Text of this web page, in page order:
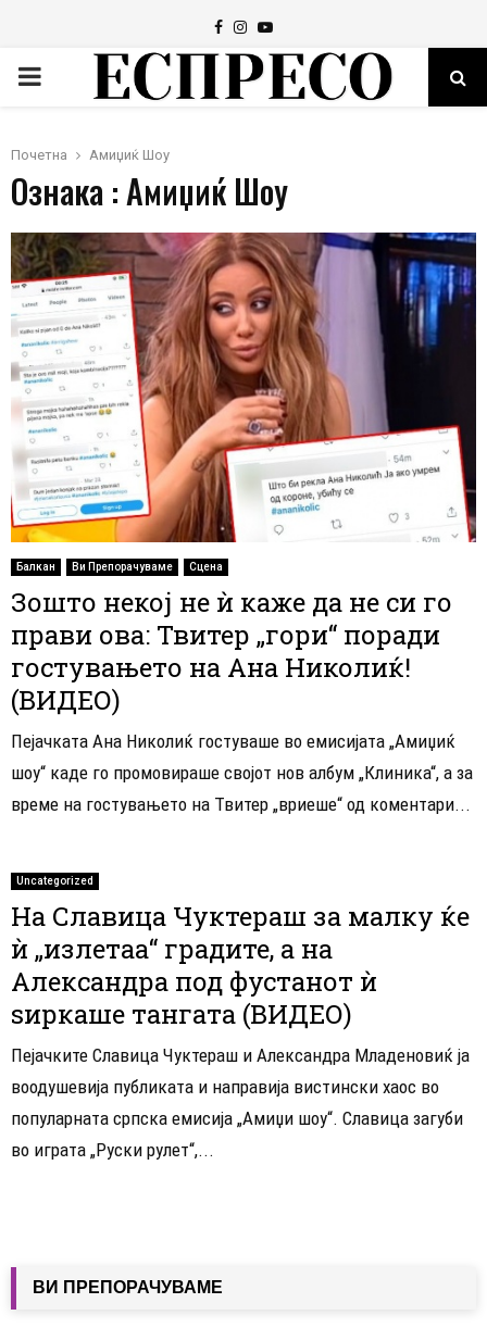
Facebook
Instagram
Youtube
PRIMARY
Почетна Амиџиќ Шоу
Ознака : Амиџиќ Шоу
Балкан Ви Препорачуваме Сцена
Зошто некој не ѝ каже да не си го
прави ова: Твитер „гори“ поради
гостувањето на Ана Николиќ!
(ВИДЕО)
Пејачката Ана Николиќ гостуваше во емисијата „Амиџиќ
шоу“ каде го промовираше својот нов албум „Клиника“, а за
време на гостувањето на Твитер „вриеше“ од коментари...
Uncategorized
На Славица Чуктераш за малку ќе
ѝ „излетаа“ градите, а на
Александра под фустанот ѝ
ѕиркаше тангата (ВИДЕО)
Пејачките Славица Чуктераш и Александра Младеновиќ ја
воодушевија публиката и направија вистински хаос во
популарната српска емисија „Амиџи шоу“. Славица загуби
во играта „Руски рулет“,...
ВИ ПРЕПОРАЧУВАМЕ